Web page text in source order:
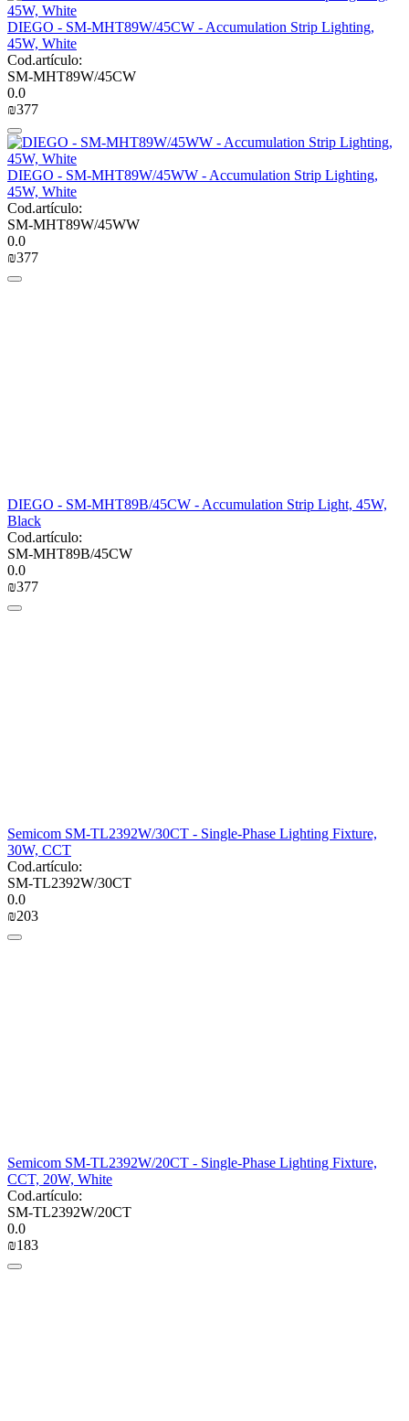
DIEGO - SM-MHT89W/45CW - Accumulation Strip Lighting,
45W, White
Cod.artículo:
SM-MHT89W/45CW
0.0
₪‍377‍
DIEGO - SM-MHT89W/45WW - Accumulation Strip Lighting,
45W, White
Cod.artículo:
SM-MHT89W/45WW
0.0
₪‍377‍
DIEGO - SM-MHT89B/45CW - Accumulation Strip Light, 45W,
Black
Cod.artículo:
SM-MHT89B/45CW
0.0
₪‍377‍
Semicom SM-TL2392W/30CT - Single-Phase Lighting Fixture,
30W, CCT
Cod.artículo:
SM-TL2392W/30CT
0.0
₪‍203‍
Semicom SM-TL2392W/20CT - Single-Phase Lighting Fixture,
CCT, 20W, White
Cod.artículo:
SM-TL2392W/20CT
0.0
₪‍183‍